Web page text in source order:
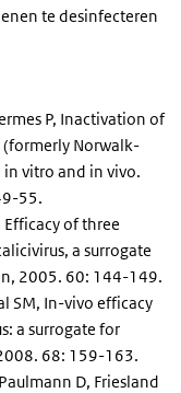
te desinfecteren
P, Inactivation of
(formerly Norwalk-
vitro and in vivo.
55.
of three
a surrogate
2005. 60: 144-149.
SM, In-vivo efficacy
a surrogate for
68: 159-163.
D, Friesland